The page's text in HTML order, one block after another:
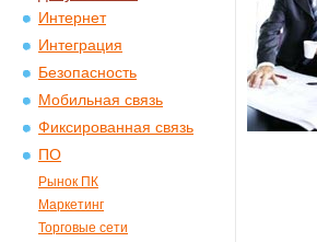
Интернет
Интеграция
Безопасность
Мобильная связь
Фиксированная связь
ПО
Рынок ПК
Маркетинг
Торговые сети